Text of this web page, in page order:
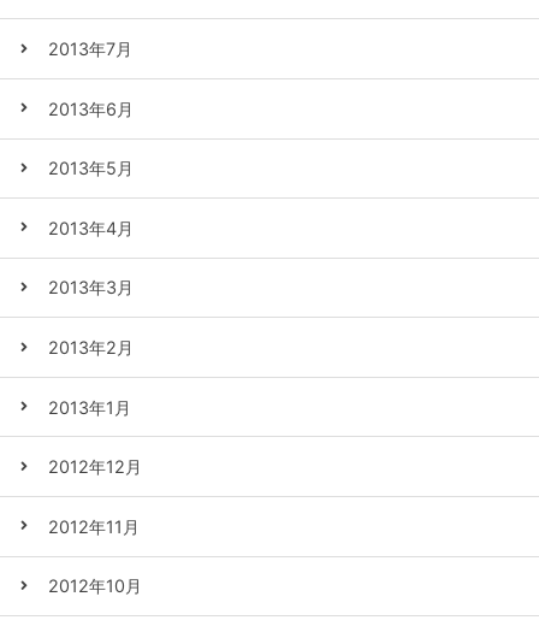
2013年7月
2013年6月
2013年5月
2013年4月
2013年3月
2013年2月
2013年1月
2012年12月
2012年11月
2012年10月